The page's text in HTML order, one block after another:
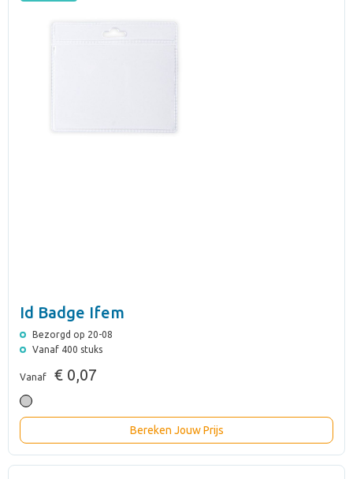
Id Badge Ifem
Bezorgd op 20-08
Vanaf 400 stuks
Vanaf € 0,07
Bereken Jouw Prijs